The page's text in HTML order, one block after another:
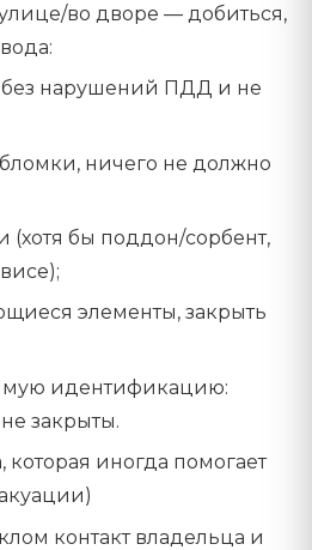
улице/во дворе — добиться,
без нарушений ПДД и не
ничего не должно
(хотя бы поддон/сорбент,
элементы, закрыть
идентификацию:
закрыты.
которая иногда помогает
контакт владельца и